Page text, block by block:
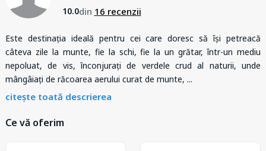
10.0din 16 recenzii
Este destinația ideală pentru cei care doresc să își petreacă
câteva zile la munte, fie la schi, fie la un grătar, într-un mediu
nepoluat, de vis, înconjurați de verdele crud al naturii, unde
mângâiați de răcoarea aerului curat de munte, ...
citește toată descrierea
Ce vă oferim